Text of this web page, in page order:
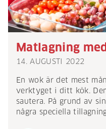
Matlagning
14. AUGUSTI 2022
En wok är det mest
verktyget i ditt kök.
sautera. På grund av
några speciella